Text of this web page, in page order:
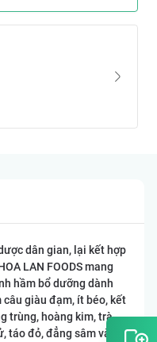
dân gian, lại kết hợp
LAN FOODS mang
hầm bổ dưỡng dành
giàu đạm, ít béo, kết
trùng, hoàng kim, trà
táo đỏ, đẳng sâm và hạt